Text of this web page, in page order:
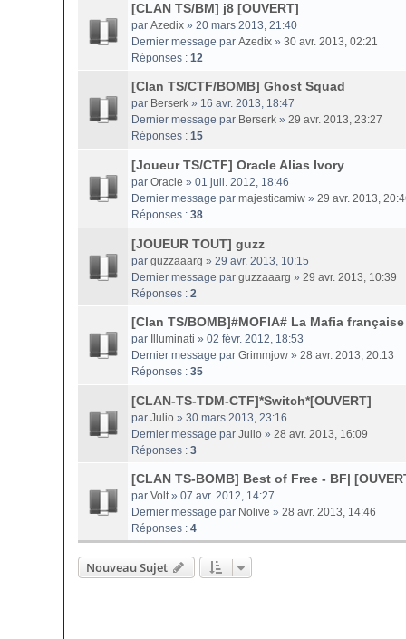
[CLAN TS/BM] j8 [OUVERT]
par Azedix » 20 mars 2013, 21:40
Dernier message par Azedix » 30 avr. 2013, 02:21
Réponses : 12
[Clan TS/CTF/BOMB] Ghost Squad
par Berserk » 16 avr. 2013, 18:47
Dernier message par Berserk » 29 avr. 2013, 23:27
Réponses : 15
[Joueur TS/CTF] Oracle Alias Ivory
par Oracle » 01 juil. 2012, 18:46
Dernier message par majesticamiw » 29 avr. 2013,
Réponses : 38
[JOUEUR TOUT] guzz
par guzzaaarg » 29 avr. 2013, 10:15
Dernier message par guzzaaarg » 29 avr. 2013, 10:39
Réponses : 2
[Clan TS/BOMB]#MOFIA# La Mafia française
par Illuminati » 02 févr. 2012, 18:53
Dernier message par Grimmjow » 28 avr. 2013, 20:13
Réponses : 35
[CLAN-TS-TDM-CTF]*Switch*[OUVERT]
par Julio » 30 mars 2013, 23:16
Dernier message par Julio » 28 avr. 2013, 16:09
Réponses : 3
[CLAN TS-BOMB] Best of Free - BF|
par Volt» 07 avr. 2012, 14:27
Dernier message par Nolive » 28 avr. 2013, 14:46
Réponses : 4
Nouveau Sujet